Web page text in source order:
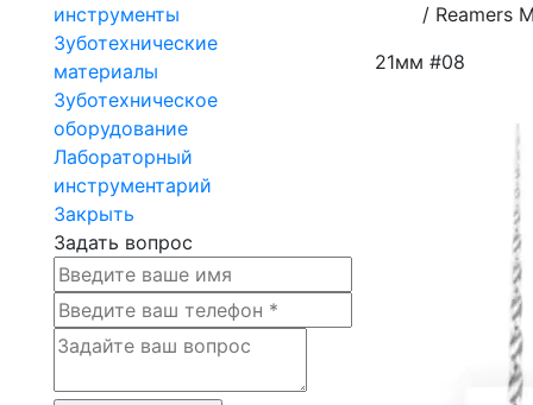
инструменты
Зуботехнические
материалы
Зуботехническое
оборудование
Лабораторный
инструментарий
Закрыть
Задать вопрос
/ Reamers
21мм #08